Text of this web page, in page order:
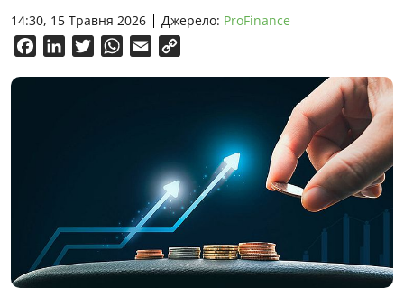
14:30, 15 Травня 2026 Джерело: ProFinance
FacebookLinkedInTwitterWhatsApp
Email